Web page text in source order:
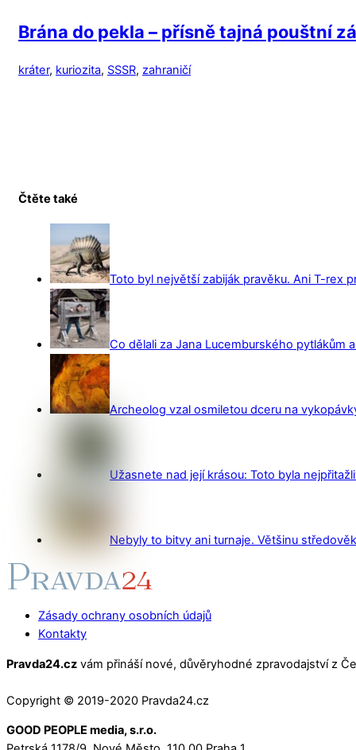
Brána do pekla – přísně tajná pouštní
kráter, kuriozita, SSSR, zahraničí
Čtěte také
Toto byl největší zabiják pravěku. Ani T-rex
Co dělali za Jana Lucemburského pytlákům
Archeolog vzal osmiletou dceru na
Užasnete nad její krásou: Toto byla
Nebyly to bitvy ani turnaje. Většinu
Zásady ochrany osobních údajů
Kontakty
Pravda24.cz vám přináší nové, důvěryhodné zpravodajství z
Copyright © 2019-2020 Pravda24.cz
GOOD PEOPLE media, s.r.o.